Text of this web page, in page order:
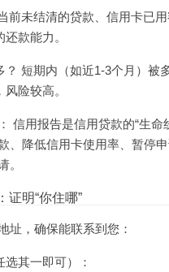
前未结清的贷款、信用卡已
款能力。
？ 短期内（如近1-3个月）被
险较高。
信用报告是信用贷款的“生
、降低信用卡使用率、暂停
。
证明“你住哪”
址，确保能联系到您：
其一即可）：